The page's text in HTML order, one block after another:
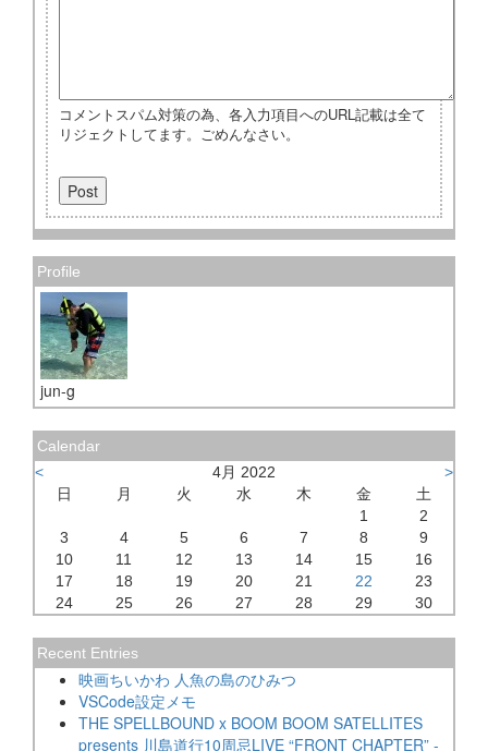
コメントスパム対策の為、各入力項目へのURL記載は全て
リジェクトしてます。ごめんなさい。
Profile
jun-g
Calendar
<
4月 2022
>
日
月 火 水 木 金
土
1
2
3
4 5 6 7 8
9
10
11 12 13 14 15
16
17
18 19 20 21 22
23
24
25 26 27 28 29 30
Recent Entries
映画ちいかわ 人魚の島のひみつ
VSCode設定メモ
THE SPELLBOUND x BOOM BOOM SATELLITES
presents 川島道行10周忌LIVE “FRONT CHAPTER” -